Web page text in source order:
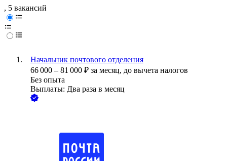
, 5 вакансий
Начальник почтового отделения
66 000 – 81 000 ₽ за месяц, до вычета налогов
Без опыта
Выплаты: Два раза в месяц